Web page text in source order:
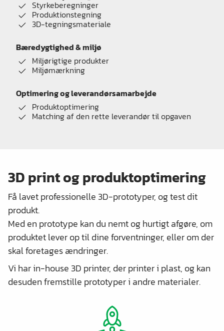
Styrkeberegninger
Produktionstegning
3D-tegningsmateriale
Bæredygtighed & miljø
Miljørigtige produkter
Miljømærkning
Optimering og leverandørsamarbejde
Produktoptimering
Matching af den rette leverandør til opgaven
3D print og produktoptimering
Få lavet professionelle 3D-prototyper, og test dit
produkt.
Med en prototype kan du nemt og hurtigt afgøre, om
produktet lever op til dine forventninger, eller om der
skal foretages ændringer.
Vi har in-house 3D printer, der printer i plast, og kan
desuden fremstille prototyper i andre materialer.